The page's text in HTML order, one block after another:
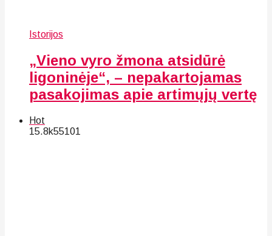
Istorijos
„Vieno vyro žmona atsidūrė
ligoninėje“, – nepakartojamas
pasakojimas apie artimųjų vertę
Hot
15.8k55101